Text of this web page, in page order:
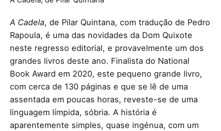
A Cadela, de Pilar Quintana, com tradução de Pedro
Rapoula, é uma das novidades da Dom Quixote
neste regresso editorial, e provavelmente um dos
grandes livros deste ano. Finalista do National
Book Award em 2020, este pequeno grande livro,
com cerca de 130 páginas e que se lê de uma
assentada em poucas horas, reveste-se de uma
linguagem límpida, sóbria. A história é
aparentemente simples, quase ingénua, com um